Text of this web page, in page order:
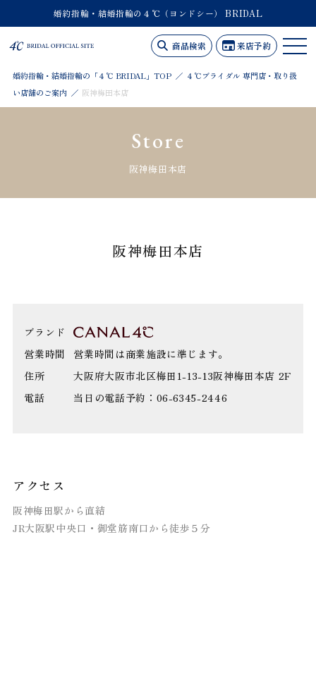
婚約指輪・結婚指輪の４℃（ヨンドシー） BRIDAL
商品検索 来店予約
婚約指輪・結婚指輪の「４℃ BRIDAL」TOP
４℃ブライダル 専門店・取り扱
い店舗のご案内
阪神梅田本店
Store
阪神梅田本店
阪神梅田本店
ブランド
営業時間
営業時間は商業施設に準じます。
住所
大阪府大阪市北区梅田1-13-13阪神梅田本店 2F
電話
当日の電話予約：06-6345-2446
アクセス
阪神梅田駅から直結
JR大阪駅中央口・御堂筋南口から徒歩５分